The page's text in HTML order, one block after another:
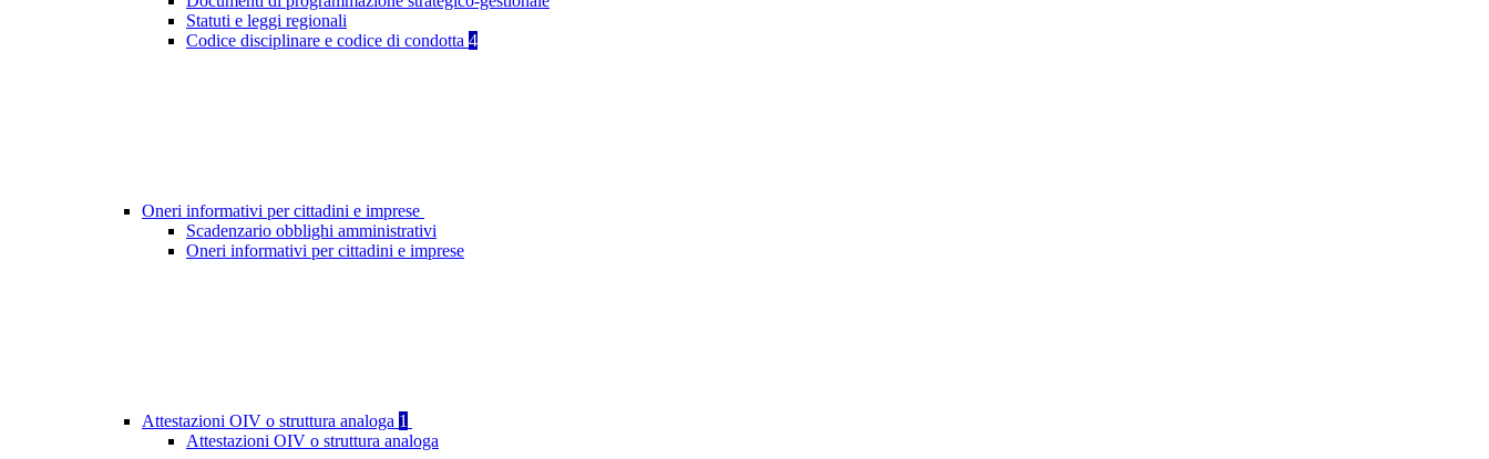
Statuti e leggi regionali
Codice disciplinare e codice di condotta 4
Oneri informativi per cittadini e imprese
Scadenzario obblighi amministrativi
Oneri informativi per cittadini e imprese
Attestazioni OIV o struttura analoga 1
Attestazioni OIV o struttura analoga